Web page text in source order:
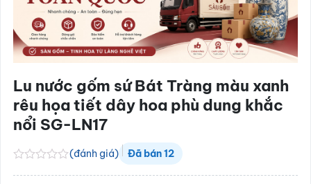
Lu nước gốm sứ Bát Tràng màu xanh
rêu họa tiết dây hoa phù dung khắc
nổi SG-LN17
(đánh giá) Đã bán12